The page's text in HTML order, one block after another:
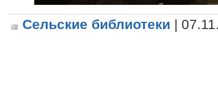
Сельские библиотеки |